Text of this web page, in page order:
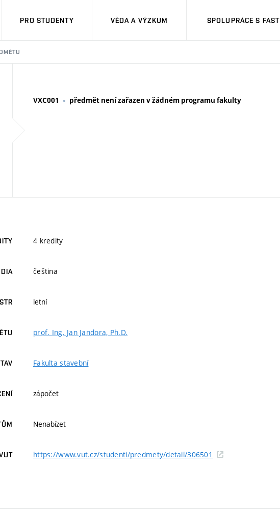
PRO STUDENTY VĚDA A VÝZKUM SPOLUPRÁCE S FAST
VXC001 předmět není zařazen v žádném programu fakulty
4 kredity
čeština
letní
prof. Ing. Jan Jandora, Ph.D.
Fakulta stavební
zápočet
Nenabízet
https://www.vut.cz/studenti/predmety/detail/306501